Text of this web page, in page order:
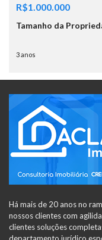
R$1.000.000
Tamanho da
3 anos
Há mais de 20 anos no
nossos clientes com
clientes soluções